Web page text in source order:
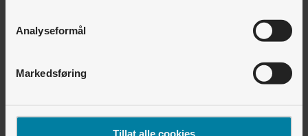
Analyseformål
Markedsføring
Tillat alle cookies
får tilbakebetalt fra Stavanger kommune